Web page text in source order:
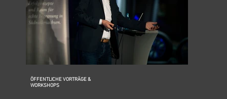
ÖFFENTLICHE VORTRÄGE &
WORKSHOPS